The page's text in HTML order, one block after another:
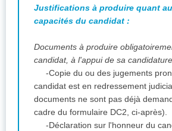
Justifications à produire quant
capacités du candidat :
Documents à produire
candidat, à l'appui de sa
-Copie du ou des jugements
candidat est en redressement
documents ne sont pas déjà
cadre du formulaire DC2, ci-après).
-Déclaration sur l'honneur du